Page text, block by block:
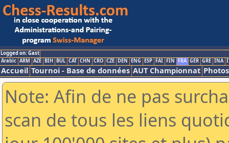
Logged on: Gast
Arabic ARM AZE BIH BUL CAT CHN CRO CZE DEN ENG ESP FAI FIN FRA GER GRE INA
Accueil Tournoi - Base de données AUT Championnat Photos
Note: Afin de ne pas
scan de tous les liens